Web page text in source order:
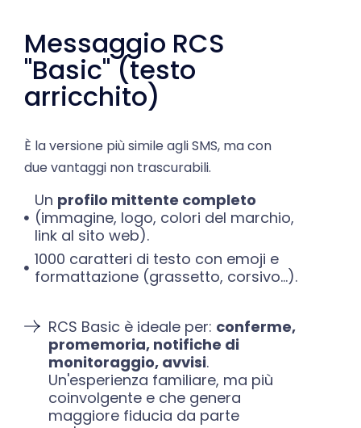
Messaggio RCS
"Basic" (testo
arricchito)
due vantaggi non trascurabili.
profilo mittente completo
(immagine, logo, colori del marchio,
link al sito web).
1000 caratteri di testo con emoji e
formattazione (grassetto, corsivo...).
promemoria, notifiche di
monitoraggio, avvisi.
Un'esperienza familiare, ma più
coinvolgente e che genera
maggiore fiducia da parte
dell'utente.